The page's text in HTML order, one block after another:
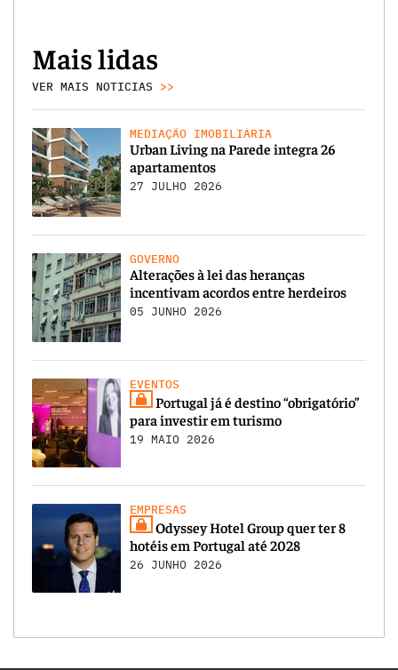
Mais lidas
VER MAIS NOTICIAS >>
MEDIAÇÃO IMOBILIÁRIA
Urban Living na Parede integra 26
apartamentos
27 JULHO 2026
GOVERNO
Alterações à lei das heranças
incentivam acordos entre herdeiros
05 JUNHO 2026
EVENTOS
Portugal já é destino “obrigatório”
para investir em turismo
19 MAIO 2026
EMPRESAS
Odyssey Hotel Group quer ter 8
hotéis em Portugal até 2028
26 JUNHO 2026